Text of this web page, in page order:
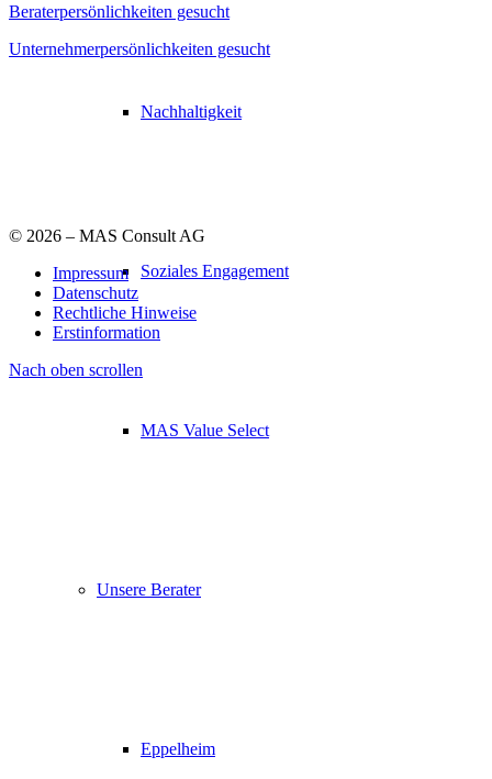
Nachhaltigkeit
Soziales Engagement
MAS Value Select
Unsere Berater
Eppelheim
Beraterpersönlichkeiten gesucht
Unternehmerpersönlichkeiten gesucht
© 2026 – MAS Consult AG
Impressum
Datenschutz
Rechtliche Hinweise
Erstinformation
Nach oben scrollen